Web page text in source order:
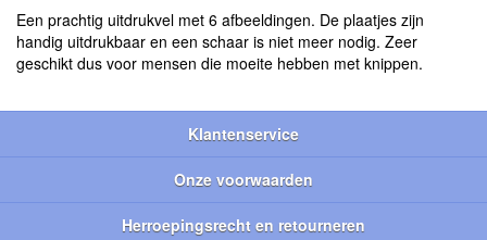
Een prachtig uitdrukvel met 6 afbeeldingen. De plaatjes zijn
handig uitdrukbaar en een schaar is niet meer nodig. Zeer
geschikt dus voor mensen die moeite hebben met knippen.
Klantenservice
Onze voorwaarden
Herroepingsrecht en retourneren